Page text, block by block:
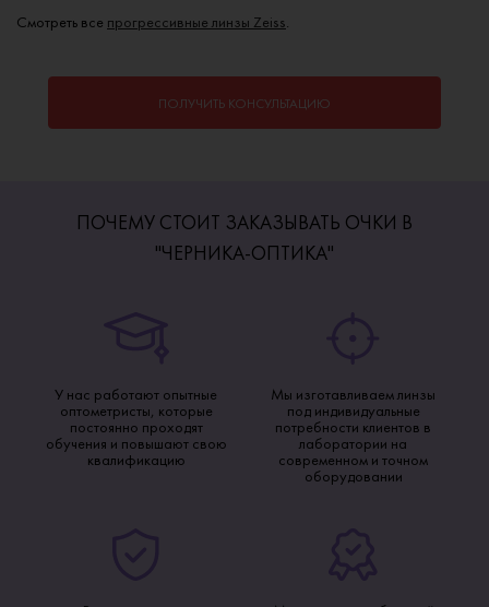
Смотреть все прогрессивные линзы Zeiss.
ПОЛУЧИТЬ КОНСУЛЬТАЦИЮ
ПОЧЕМУ СТОИТ ЗАКАЗЫВАТЬ ОЧКИ В
"ЧЕРНИКА-ОПТИКА"
У нас работают опытные
оптометристы, которые
постоянно проходят
обучения и повышают свою
квалификацию
Мы изготавливаем линзы
под индивидуальные
потребности клиентов в
лаборатории на
современном и точном
оборудовании